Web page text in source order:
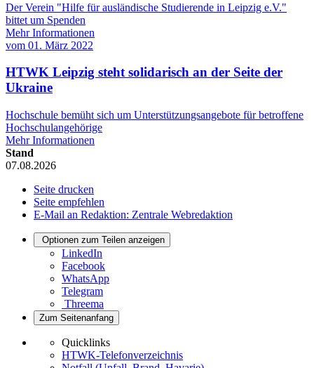
Der Verein "Hilfe für ausländische Studierende in Leipzig e.V."
bittet um Spenden
Mehr Informationen
vom 01. März 2022
HTWK Leipzig steht solidarisch an der Seite der
Ukraine
Hochschule bemüht sich um Unterstützungsangebote für betroffene
Hochschulangehörige
Mehr Informationen
Stand
07.08.2026
Seite drucken
Seite empfehlen
E-Mail an Redaktion: Zentrale Webredaktion
Optionen zum Teilen anzeigen
LinkedIn
Facebook
WhatsApp
Telegram
Threema
Zum Seitenanfang
Quicklinks
HTWK-Telefonverzeichnis